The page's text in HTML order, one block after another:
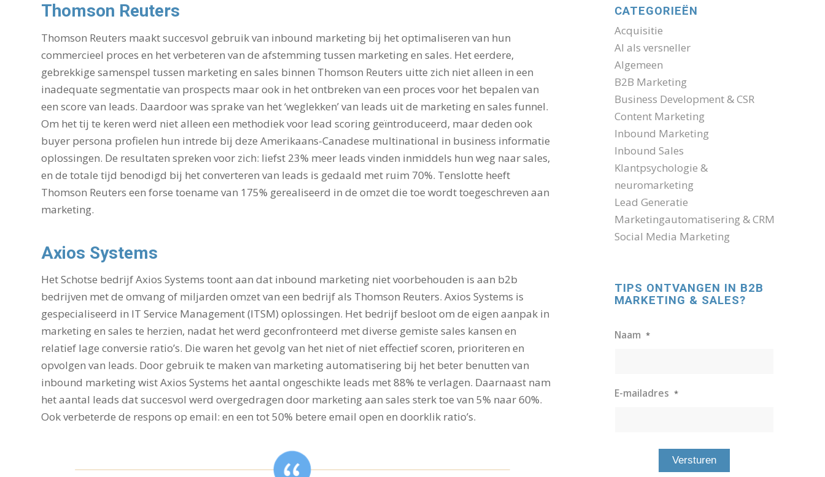
Thomson Reuters
Thomson Reuters maakt succesvol gebruik van inbound marketing bij het optimaliseren van hun
commercieel proces en het verbeteren van de afstemming tussen marketing en sales. Het eerdere,
gebrekkige samenspel tussen marketing en sales binnen Thomson Reuters uitte zich niet alleen in een
inadequate segmentatie van prospects maar ook in het ontbreken van een proces voor het bepalen van
een score van leads. Daardoor was sprake van het ‘weglekken’ van leads uit de marketing en sales funnel.
Om het tij te keren werd niet alleen een methodiek voor lead scoring geïntroduceerd, maar deden ook
buyer persona profielen hun intrede bij deze Amerikaans-Canadese multinational in business informatie
oplossingen. De resultaten spreken voor zich: liefst 23% meer leads vinden inmiddels hun weg naar sales,
en de totale tijd benodigd bij het converteren van leads is gedaald met ruim 70%. Tenslotte heeft
Thomson Reuters een forse toename van 175% gerealiseerd in de omzet die toe wordt toegeschreven aan
marketing.
Axios Systems
Het Schotse bedrijf Axios Systems toont aan dat inbound marketing niet voorbehouden is aan b2b
bedrijven met de omvang of miljarden omzet van een bedrijf als Thomson Reuters. Axios Systems is
gespecialiseerd in IT Service Management (ITSM) oplossingen. Het bedrijf besloot om de eigen aanpak in
marketing en sales te herzien, nadat het werd geconfronteerd met diverse gemiste sales kansen en
relatief lage conversie ratio’s. Die waren het gevolg van het niet of niet effectief scoren, prioriteren en
opvolgen van leads. Door gebruik te maken van marketing automatisering bij het beter benutten van
inbound marketing wist Axios Systems het aantal ongeschikte leads met 88% te verlagen. Daarnaast nam
het aantal leads dat succesvol werd overgedragen door marketing aan sales sterk toe van 5% naar 60%.
Ook verbeterde de respons op email: en een tot 50% betere email open en doorklik ratio’s.
CATEGORIEËN
Acquisitie
AI als versneller
Algemeen
B2B Marketing
Business Development & CSR
Content Marketing
Inbound Marketing
Inbound Sales
Klantpsychologie &
neuromarketing
Lead Generatie
Marketingautomatisering & CRM
Social Media Marketing
TIPS ONTVANGEN IN B2B
MARKETING & SALES?
Naam *
E-mailadres *